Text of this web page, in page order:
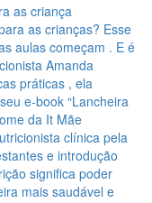
as criança